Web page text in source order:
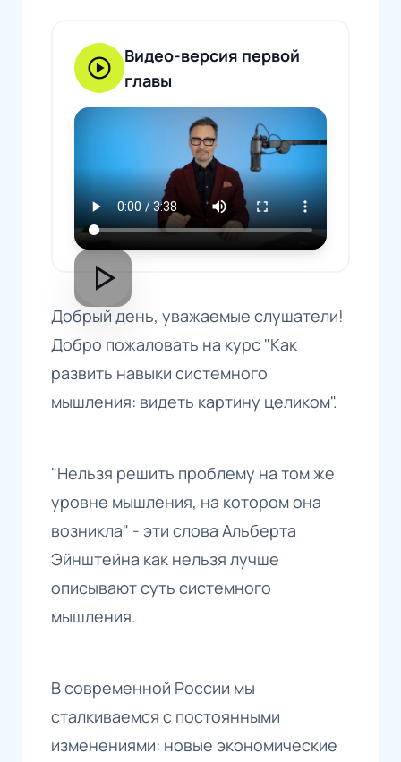
play_circle
Видео-версия первой
главы
play_arrow
Добрый день, уважаемые слушатели!
Добро пожаловать на курс "Как
развить навыки системного
мышления: видеть картину целиком".
"Нельзя решить проблему на том же
уровне мышления, на котором она
возникла" - эти слова Альберта
Эйнштейна как нельзя лучше
описывают суть системного
мышления.
В современной России мы
сталкиваемся с постоянными
изменениями: новые экономические